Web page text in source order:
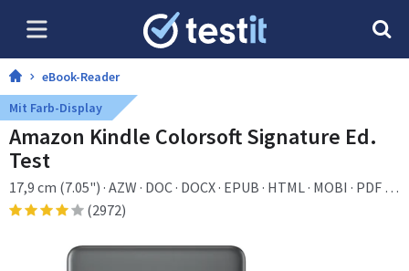
eBook-Reader
Mit Farb-Display
Amazon Kindle Colorsoft Signature Ed.
Test
17,9 cm (7.05") · AZW · DOC · DOCX · EPUB · HTML · MOBI · PDF ·
PRC · RTF · TXT · AAX · BMP · GIF · JPEG · PNG · 32 GB · 1000 MB
(2972)